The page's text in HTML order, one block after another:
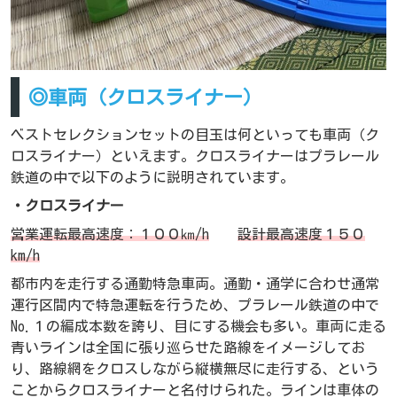
◎車両（クロスライナー）
ベストセレクションセットの目玉は何といっても車両（ク
ロスライナー）といえます。クロスライナーはプラレール
鉄道の中で以下のように説明されています。
・クロスライナー
営業運転最高速度：１００㎞/h
設計最高速度１５０
km/h
都市内を走行する通勤特急車両。通勤・通学に合わせ通常
運行区間内で特急運転を行うため、プラレール鉄道の中で
No.１の編成本数を誇り、目にする機会も多い。車両に走る
青いラインは全国に張り巡らせた路線をイメージしてお
り、路線網をクロスしながら縦横無尽に走行する、という
ことからクロスライナーと名付けられた。ラインは車体の